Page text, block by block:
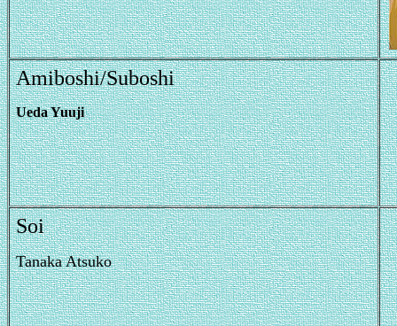
Amiboshi/Suboshi
Ueda Yuuji
Soi
Tanaka Atsuko